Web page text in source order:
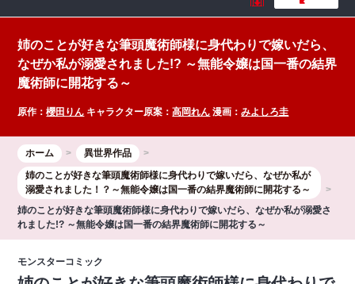
姉のことが好きな筆頭魔術師様に身代わりで嫁いだら、
なぜか私が溺愛されました!? ～無能令嬢は国一番の結界
魔術師に開花する～
原作：櫻田りん キャラクター原案：高岡れん 漫画：みよしろ圭
ホーム
異世界作品
姉のことが好きな筆頭魔術師様に身代わりで嫁いだら、なぜか私が
溺愛されました！？～無能令嬢は国一番の結界魔術師に開花する～
姉のことが好きな筆頭魔術師様に身代わりで嫁いだら、なぜか私が溺愛さ
れました!? ～無能令嬢は国一番の結界魔術師に開花する～
モンスターコミック